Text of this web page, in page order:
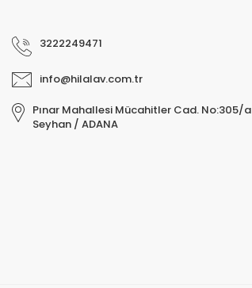
3222249471
info@hilalav.com.tr
Pınar Mahallesi Mücahitler Cad. No:305/a
Seyhan / ADANA